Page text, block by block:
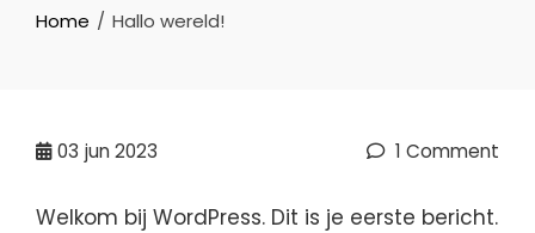
Home Hallo wereld!
03 jun 2023 1 Comment
Welkom bij WordPress. Dit is je eerste bericht.